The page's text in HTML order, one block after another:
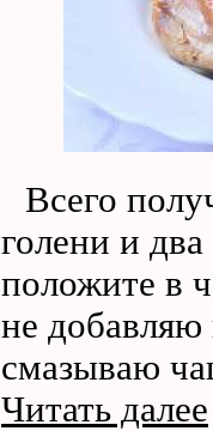
Всего
голени и
положите в
не добавляю
смазываю
Читать далее